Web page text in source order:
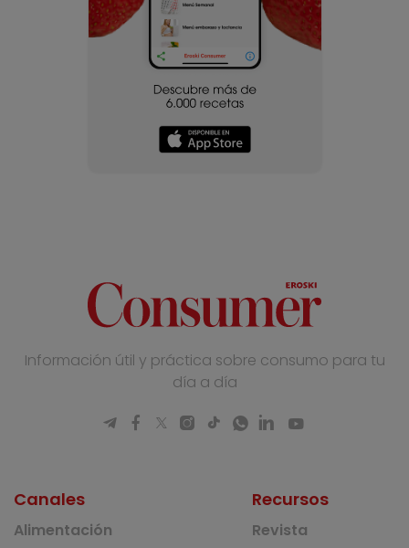
Información útil y práctica sobre consumo para tu
día a día
Canales
Alimentación
Recursos
Revista